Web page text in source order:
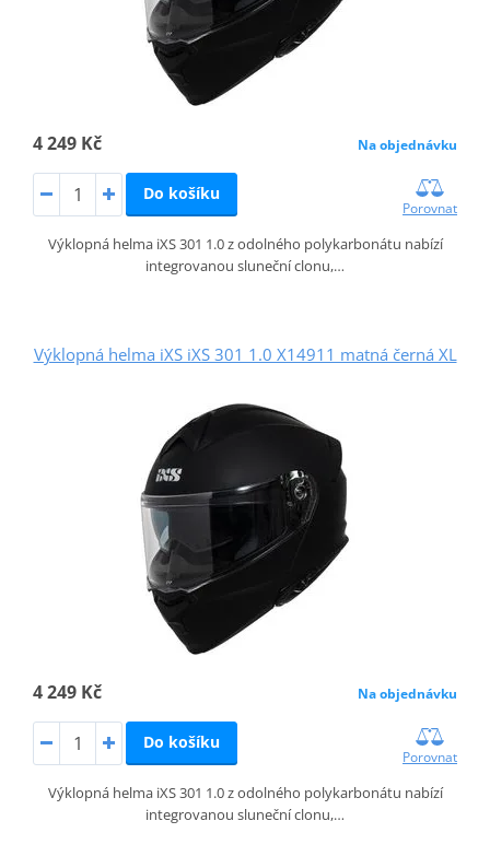
4 249 Kč Na objednávku
Do košíku
Porovnat
Výklopná helma iXS 301 1.0 z odolného polykarbonátu nabízí
integrovanou sluneční clonu,…
Výklopná helma iXS iXS 301 1.0 X14911 matná černá XL
4 249 Kč Na objednávku
Do košíku
Porovnat
Výklopná helma iXS 301 1.0 z odolného polykarbonátu nabízí
integrovanou sluneční clonu,…